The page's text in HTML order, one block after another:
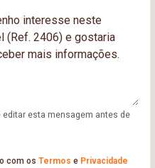
editar esta mensagem antes de
com os Termos e Privacidade